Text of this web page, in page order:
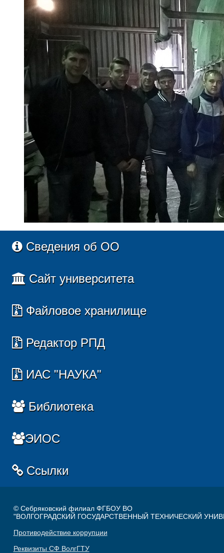
Сведения об ОО
Сайт университета
Файловое хранилище
Редактор РПД
ИАС "НАУКА"
Библиотека
ЭИОС
Ссылки
© Себряковский филиал ФГБОУ ВО
"ВОЛГОГРАДСКИЙ ГОСУДАРСТВЕННЫЙ ТЕХНИЧЕСКИЙ
Противодействие коррупции
Реквизиты СФ ВолгГТУ